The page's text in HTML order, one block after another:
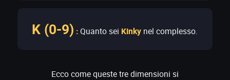
K (0-9) :Quanto sei Kinky nel complesso.
Ecco come queste tre dimensioni si